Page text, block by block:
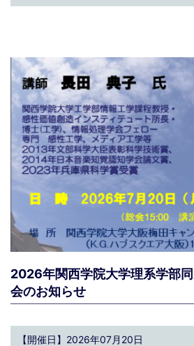
2026年関西学院大学理系学部
会のお知らせ
【開催日】2026年07月20日